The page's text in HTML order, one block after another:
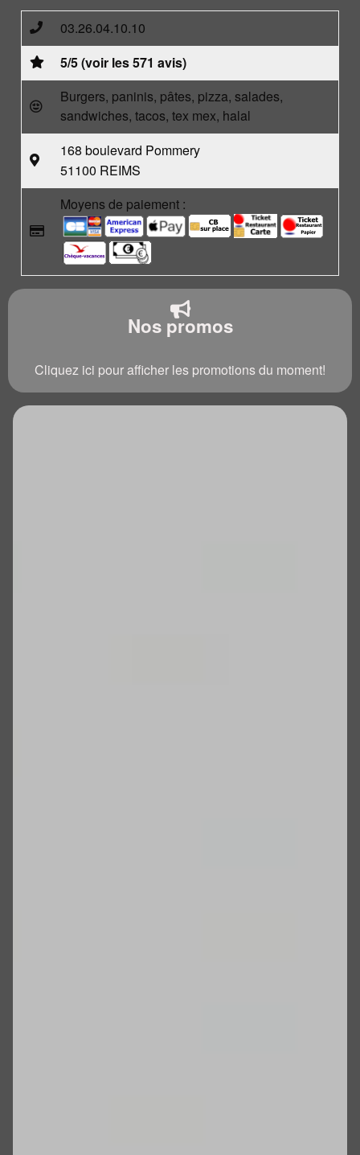
03.26.04.10.10
5/5 (voir les 571 avis)
Burgers, paninis, pâtes, pizza, salades,
sandwiches, tacos, tex mex, halal
168 boulevard Pommery
51100 REIMS
Moyens de paiement :
Nos promos
Cliquez ici pour afficher les promotions du moment!